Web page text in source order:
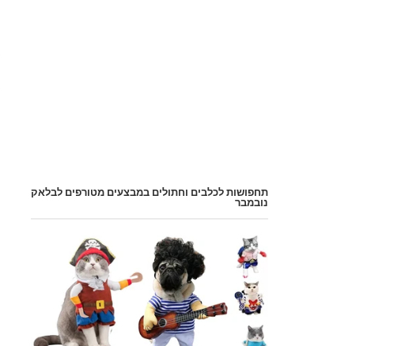
תחפושות לכלבים וחתולים במבצעים מטורפים לבלאק
נובמבר